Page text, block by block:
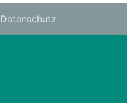
Datenschutz